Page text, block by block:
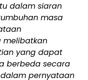
dalam siaran
masa
melibatkan
yang dapat
berbeda secara
pernyataan